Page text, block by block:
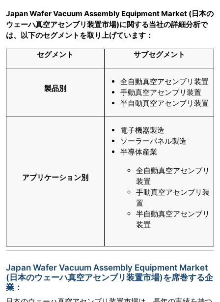
Japan Wafer Vacuum Assembly Equipment Market (日本の
ウェーハ真空アセンブリ装置市場)に関する当社の詳細分析で
は、以下のセグメントを取り上げています：
セグメント サブセグメント
製品別
全自動真空アセンブリ装置
手動真空アセンブリ装置
半自動真空アセンブリ装置
アプリケーション別
電子機器製造
ソーラーパネル製造
半導体産業
全自動真空アセンブリ
装置
手動真空アセンブリ装
置
半自動真空アセンブリ
装置
Japan Wafer Vacuum Assembly Equipment Market
(日本のウェーハ真空アセンブリ装置市場)を席巻する企
業：